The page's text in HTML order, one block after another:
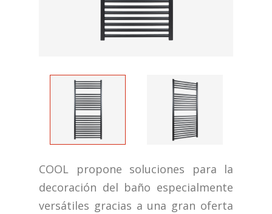
COOL propone soluciones para la
decoración del baño especialmente
versátiles gracias a una gran oferta